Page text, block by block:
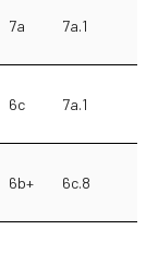
7a 7a.1
6c 7a.1
6b+ 6c.8